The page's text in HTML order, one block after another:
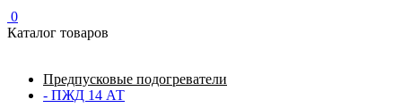
0
Каталог товаров
Предпусковые подогреватели
- ПЖД 14 АТ